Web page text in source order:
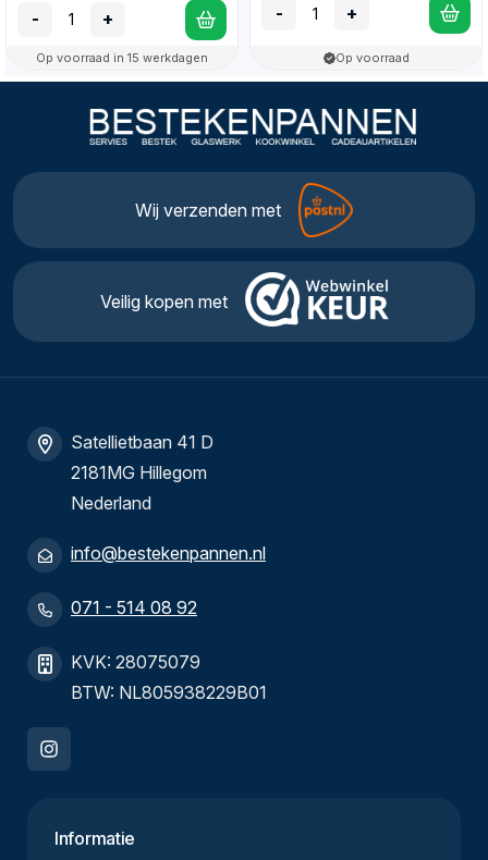
-
+
Op voorraad in 15 werkdagen
- +
Op voorraad
Wij verzenden met
Veilig kopen met
Satellietbaan 41 D
2181MG Hillegom
Nederland
info@bestekenpannen.nl
071 - 514 08 92
KVK: 28075079
BTW: NL805938229B01
Informatie